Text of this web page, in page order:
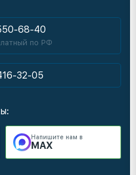
68-40
по РФ
32-05
Напишите нам в
MAX